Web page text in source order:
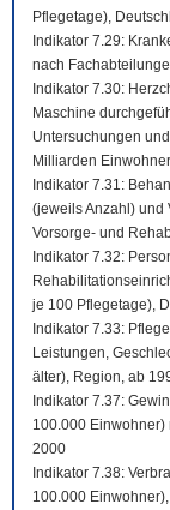
Pflegetage),
Indikator 7.29:
nach
Indikator 7.30:
Maschine
Untersuchungen
Milliarden
Indikator 7.31:
(jeweils Anzahl) und
Vorsorge- und
Indikator 7.32:
je 100 Pflegetage),
Indikator 7.33:
Leistungen,
älter), Region, ab
Indikator 7.37:
100.000 Einwohner)
2000
Indikator 7.38:
100.000